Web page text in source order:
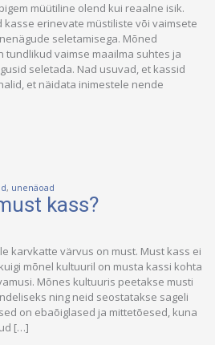
müütiline olend kui reaalne isik.
erinevate müstiliste või vaimsete
seletamisega. Mõned
tundlikud vaimse maailma suhtes ja
seletada. Nad usuvad, et kassid
et näidata inimestele nende
, unenäoad
kass?
karvkatte värvus on must. Must kass ei
mõnel kultuuril on musta kassi kohta
Mõnes kultuuris peetakse musti
ning neid seostatakse sageli
on ebaõiglased ja mittetõesed, kuna
[…]